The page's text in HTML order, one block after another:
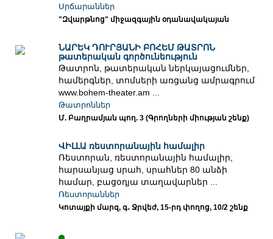
Սրճարաններ
"Զվարթնոց" միջազգային օդանավակայան
ՆԱՐԵԿ ԴՈՒՐՅԱՆԻ ԲՈՀԵՄ ԹԱՏՐՈՆ
թատերական գործունեություն
Թատրոն, թատերական ներկայացումներ,
համերգներ, տոմսերի առցանց ամրագրում
www.bohem-theater.am ...
Թատրոններ
Մ. Բաղրամյան պող. 3 (Գրողների միության շենք)
ՎԻԼԼԱ ռեստորանային համալիր
Ռեստորան, ռեստորանային համալիր,
հարսանյաց սրահ, սրահներ 80 անձի
համար, բացօդյա տաղավարներ ...
Ռեստորաններ
Կոտայքի մարզ, գ․ Ջրվեժ, 15-րդ փողոց, 10/2 շենք